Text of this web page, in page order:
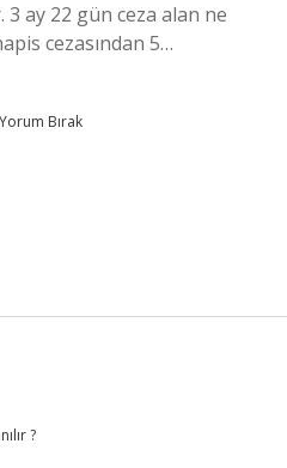
3 ay 22 gün ceza alan ne
cezasından 5…
Yorum Bırak
?